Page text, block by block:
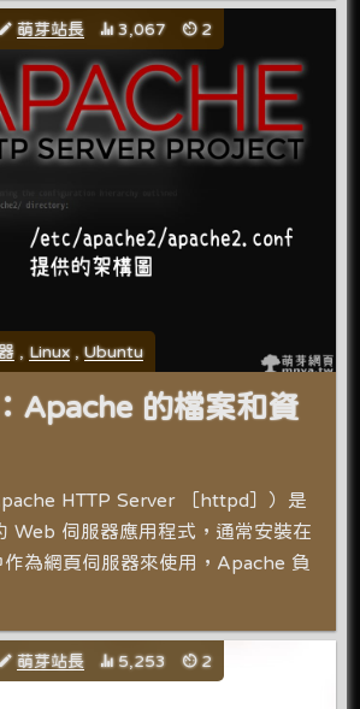
萌芽站長 3,067 2
,Linux,Ubuntu
Apache 的檔案和資
HTTP Server ［httpd］）是
Web 伺服器應用程式，通常安裝在
為網頁伺服器來使用，Apache 負
萌芽站長 5,253 2